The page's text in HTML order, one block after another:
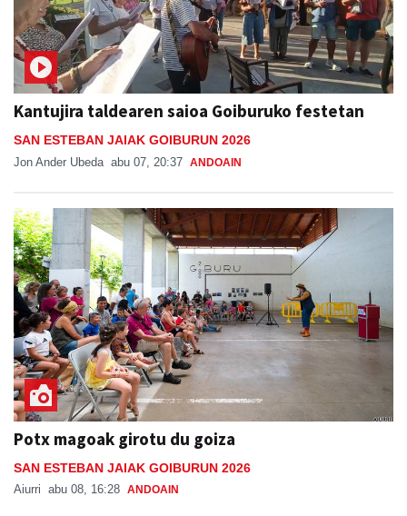
Kantujira taldearen saioa Goiburuko festetan
SAN ESTEBAN JAIAK GOIBURUN 2026
Jon Ander Ubeda abu 07, 20:37 ANDOAIN
Potx magoak girotu du goiza
SAN ESTEBAN JAIAK GOIBURUN 2026
Aiurri abu 08, 16:28 ANDOAIN